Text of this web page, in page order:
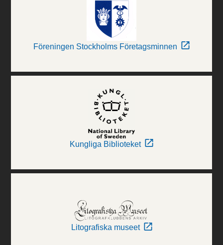
Föreningen Stockholms Företagsminnen
Kungliga Biblioteket
Litografiska museet